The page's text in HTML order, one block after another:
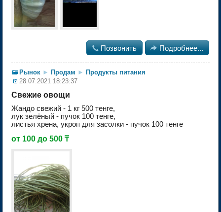
 Позвонить  Подробнее...
Рынок ► Продам ► Продукты питания
28.07.2021 18:23:37
Свежие овощи
Жандо свежий - 1 кг 500 тенге,
лук зелёный - пучок 100 тенге,
листья хрена, укроп для засолки - пучок 100 тенге
от 100 до 500 ₸